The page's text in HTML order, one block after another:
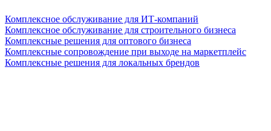
Комплексное обслуживание для ИТ-компаний
Комплексное обслуживание для строительного бизнеса
Комплексные решения для оптового бизнеса
Комплексные сопровождение при выходе на маркетплейс
Комплексные решения для локальных брендов